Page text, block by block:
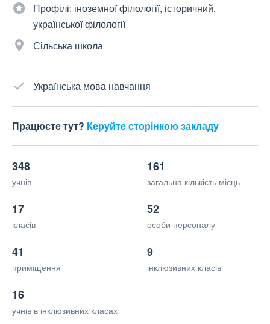
Профілі: іноземної філології, історичний,
української філології
Сільська школа
Українська мова навчання
Працюєте тут? Керуйте сторінкою закладу
348
учнів
161
загальна кількість місць
17
класів
52
особи персоналу
41
приміщення
9
інклюзивних класів
16
учнів в інклюзивних класах